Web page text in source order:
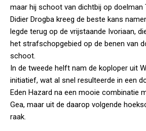
maar hij schoot van dichtbij op doelman
Didier Drogba kreeg de beste kans
legde terug op de vrijstaande Ivoriaan,
het strafschopgebied op de benen van
schoot.
In de tweede helft nam de koploper uit
initiatief, wat al snel resulteerde in een
Eden Hazard na een mooie combinatie
Gea, maar uit de daarop volgende
raak.